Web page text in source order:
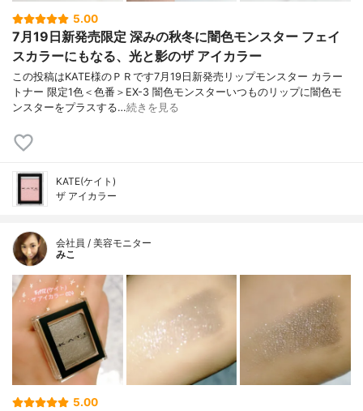
5.00
7月19日新発売限定 深みの秋冬に闇色モンスター フェイ
スカラーにもなる、光と影のザ アイカラー
この投稿はKATE様のＰＲです7月19日新発売リップモンスター カラー
トナー 限定1色＜色番＞EX-3 闇色モンスターいつものリップに闇色モ
ンスターをプラスする…続きを見る
KATE(ケイト)
ザ アイカラー
会社員 / 美容モニター
みこ
5.00